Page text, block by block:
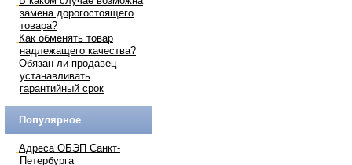
замена дорогостоящего
товара?
Как обменять товар
надлежащего качества?
Обязан ли продавец
устанавливать
гарантийный срок
Популярное
Адреса ОБЭП Санкт-
Петербурга